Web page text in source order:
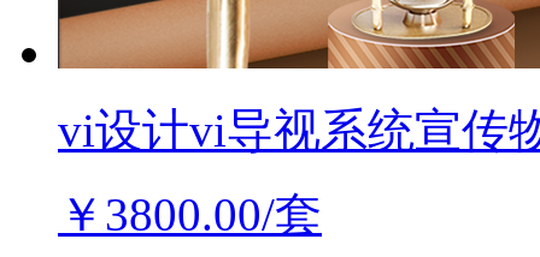
vi设计vi导视系统宣传
￥3800.00/套